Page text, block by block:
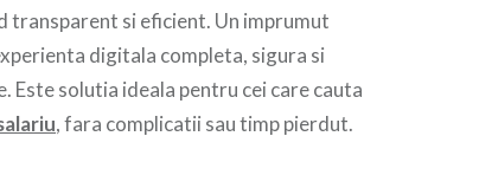
transparent si eficient. Un imprumut
digitala completa, sigura si
Este solutia ideala pentru cei care cauta
, fara complicatii sau timp pierdut.